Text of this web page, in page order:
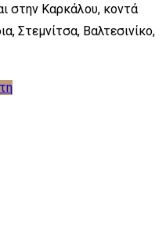
στην Καρκάλου, κοντά
Στεμνίτσα, Βαλτεσινίκο,